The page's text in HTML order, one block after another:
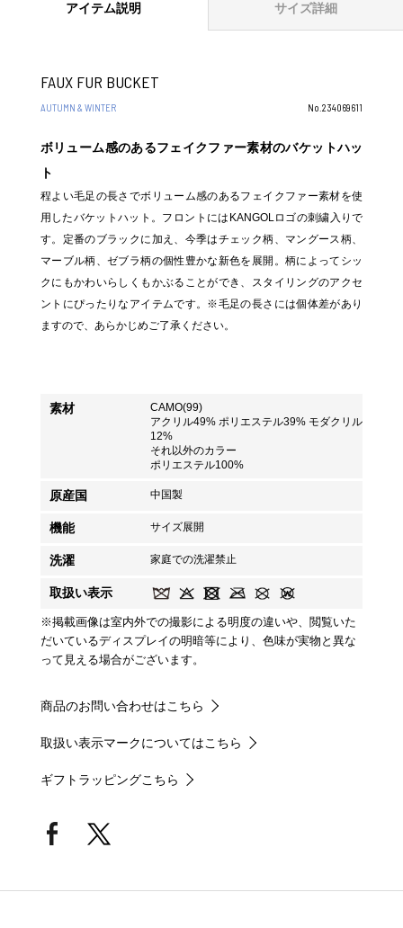
アイテム説明 サイズ詳細
FAUX FUR BUCKET
AUTUMN & WINTER No.234069611
ボリューム感のあるフェイクファー素材のバケットハッ
ト
程よい毛足の長さでボリューム感のあるフェイクファー素材を使
用したバケットハット。フロントにはKANGOLロゴの刺繍入りで
す。定番のブラックに加え、今季はチェック柄、マングース柄、
マーブル柄、ゼブラ柄の個性豊かな新色を展開。柄によってシッ
クにもかわいらしくもかぶることができ、スタイリングのアクセ
ントにぴったりなアイテムです。※毛足の長さには個体差があり
ますので、あらかじめご了承ください。
素材
CAMO(99)
アクリル49% ポリエステル39% モダクリル
12%
それ以外のカラー
ポリエステル100%
原産国 中国製
機能 サイズ展開
洗濯 家庭での洗濯禁止
取扱い表示
※掲載画像は室内外での撮影による明度の違いや、閲覧いた
だいているディスプレイの明暗等により、色味が実物と異な
って見える場合がございます。
商品のお問い合わせはこちら
取扱い表示マークについてはこちら
ギフトラッピングこちら